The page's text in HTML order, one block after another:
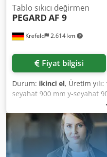
Krefeld 2.614 km
Tablo sıkıcı değirmen
PEGARDAF 9
Fiyat bilgisi
Durum: ikinci el, Üretim yılı:
seyahat 900 mm y-seyahat
Chsdpfx Aletv H Ucjroa w
alanı 900 x 1200 mm 360
25 - 1400 rpm mil montajı
mili tahriki 9,2 kW toplam
ağırlığı yaklaşık 10 t Alan
m Makine 1994 yılında